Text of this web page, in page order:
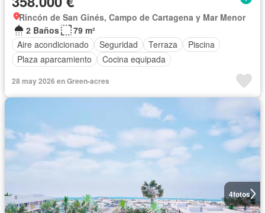
Rincón de San Ginés, Campo de Cartagena y Mar Menor
2 Baños
79 m²
Aire acondicionado
Seguridad Terraza
Piscina
Plaza aparcamiento
Cocina equipada
28 may 2026 en Green-acres
4fotos